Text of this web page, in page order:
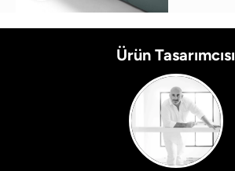
Ürün Tasarımcısı